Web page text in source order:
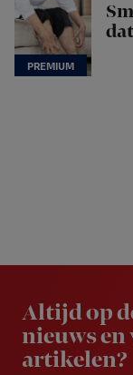
Altijd op
nieuws
artikelen?